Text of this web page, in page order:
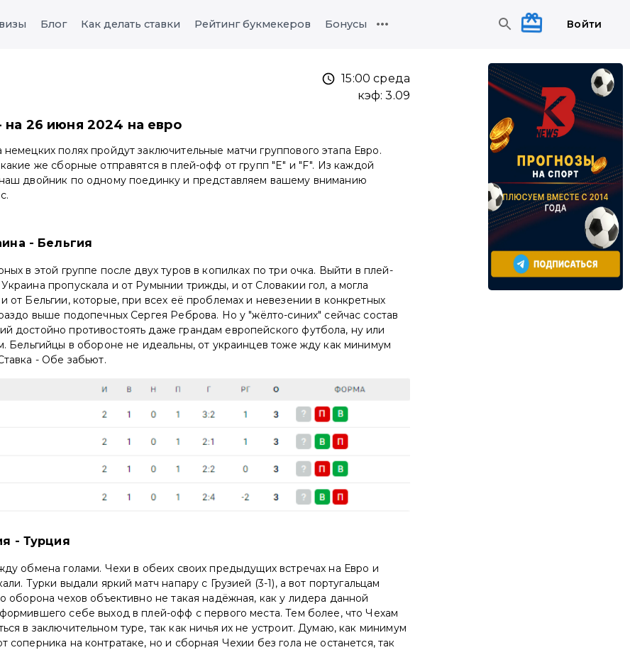
Блог Как делать ставки Рейтинг букмекеров Бонусы Войти
15:00 среда
кэф:3.09
на 26 июня 2024 на евро
полях пройдут заключительные матчи группового этапа Евро.
какие же сборные отправятся в плей-офф от групп "E" и "F". Из каждой
двойник по одному поединку и представляем вашему вниманию
- Бельгия
в этой группе после двух туров в копилках по три очка. Выйти в плей-
пропускала и от Румынии трижды, и от Словакии гол, а могла
от Бельгии, которые, при всех её проблемах и невезении в конкретных
выше подопечных Сергея Реброва. Но у "жёлто-синих" сейчас состав
достойно противостоять даже грандам европейского футбола, ну или
Бельгийцы в обороне не идеальны, от украинцев тоже жду как минимум
- Обе забьют.
- Турция
обмена голами. Чехи в обеих своих предыдущих встречах на Евро и
Турки выдали яркий матч напару с Грузией (3-1), а вот португальцам
оборона чехов объективно не такая надёжная, как у лидера данной
себе выход в плей-офф с первого места. Тем более, что Чехам
в заключительном туре, так как ничья их не устроит. Думаю, как минимум
соперника на контратаке, но и сборная Чехии без гола не останется, так